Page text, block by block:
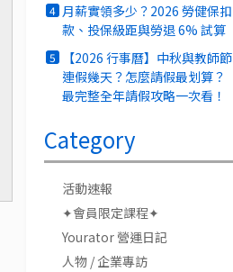
4 月薪實領多少？2026 勞健保扣
款、投保級距與勞退 6% 試算
5
【2026 行事曆】中秋與教師節
連假幾天？怎麼請假最划算？
最完整全年請假攻略一次看！
Category
活動速報
✦會員限定課程✦
Yourator 營運日記
人物 / 企業專訪